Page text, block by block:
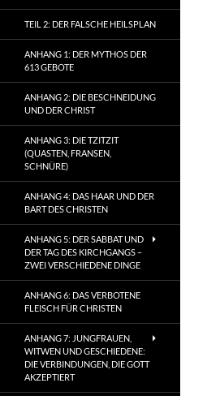
TEIL 2: DER FALSCHE HEILSPLAN
ANHANG 1: DER MYTHOS DER
613 GEBOTE
ANHANG 2: DIE BESCHNEIDUNG
UND DER CHRIST
ANHANG 3: DIE TZITZIT
(QUASTEN, FRANSEN,
SCHNÜRE)
ANHANG 4: DAS HAAR UND DER
BART DES CHRISTEN
ANHANG 5: DER SABBAT UND
DER TAG DES KIRCHGANGS –
ZWEI VERSCHIEDENE DINGE
ANHANG 6: DAS VERBOTENE
FLEISCH FÜR CHRISTEN
ANHANG 7: JUNGFRAUEN,
WITWEN UND GESCHIEDENE:
DIE VERBINDUNGEN, DIE GOTT
AKZEPTIERT